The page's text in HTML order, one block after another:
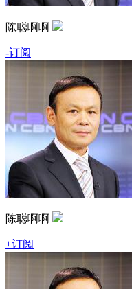
陈聪啊啊
-订阅
陈聪啊啊
+订阅